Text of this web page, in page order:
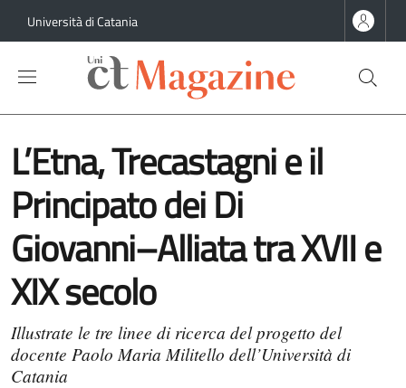
Università di Catania
L’Etna, Trecastagni e il
Principato dei Di
Giovanni–Alliata tra XVII e
XIX secolo
Illustrate le tre linee di ricerca del progetto del
docente Paolo Maria Militello dell’Università di
Catania